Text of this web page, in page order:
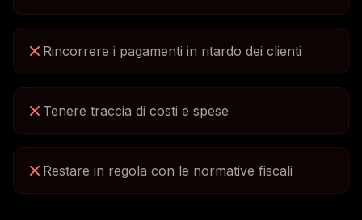
Rincorrere i pagamenti in ritardo dei clienti
Tenere traccia di costi e spese
Restare in regola con le normative fiscali